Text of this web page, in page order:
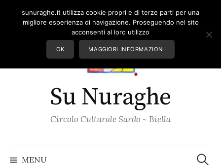
Su Nuraghe
Circolo Culturale Sardo ~ Biella
MENU per:
sunuraghe.it utilizza cookie propri e di terze parti per una
migliore esperienza di navigazione. Proseguendo nel sito
acconsenti al loro utilizzo
OK MAGGIORI INFORMAZIONI